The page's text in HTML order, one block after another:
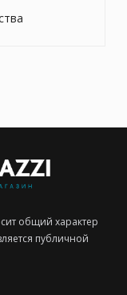
общий характер
публичной